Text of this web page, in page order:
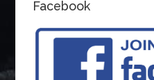
Facebook